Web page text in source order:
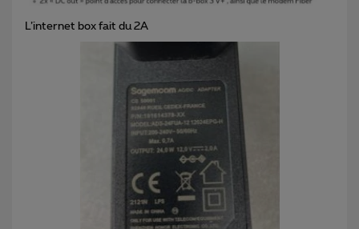
L’internet box fait du 2A